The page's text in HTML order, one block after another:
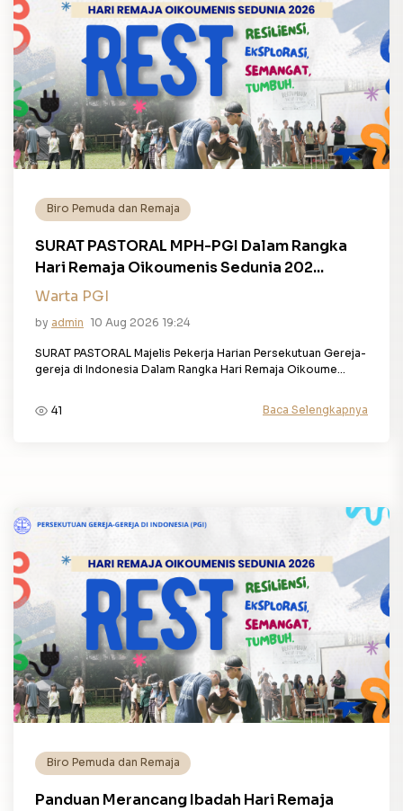
Biro Pemuda dan Remaja
SURAT PASTORAL MPH-PGI Dalam Rangka
Hari Remaja Oikoumenis Sedunia 202...
Warta PGI
by admin 10 Aug 2026 19:24
SURAT PASTORAL Majelis Pekerja Harian Persekutuan Gereja-
gereja di Indonesia Dalam Rangka Hari Remaja Oikoume...
41 Baca Selengkapnya
Biro Pemuda dan Remaja
Panduan Merancang Ibadah Hari Remaja